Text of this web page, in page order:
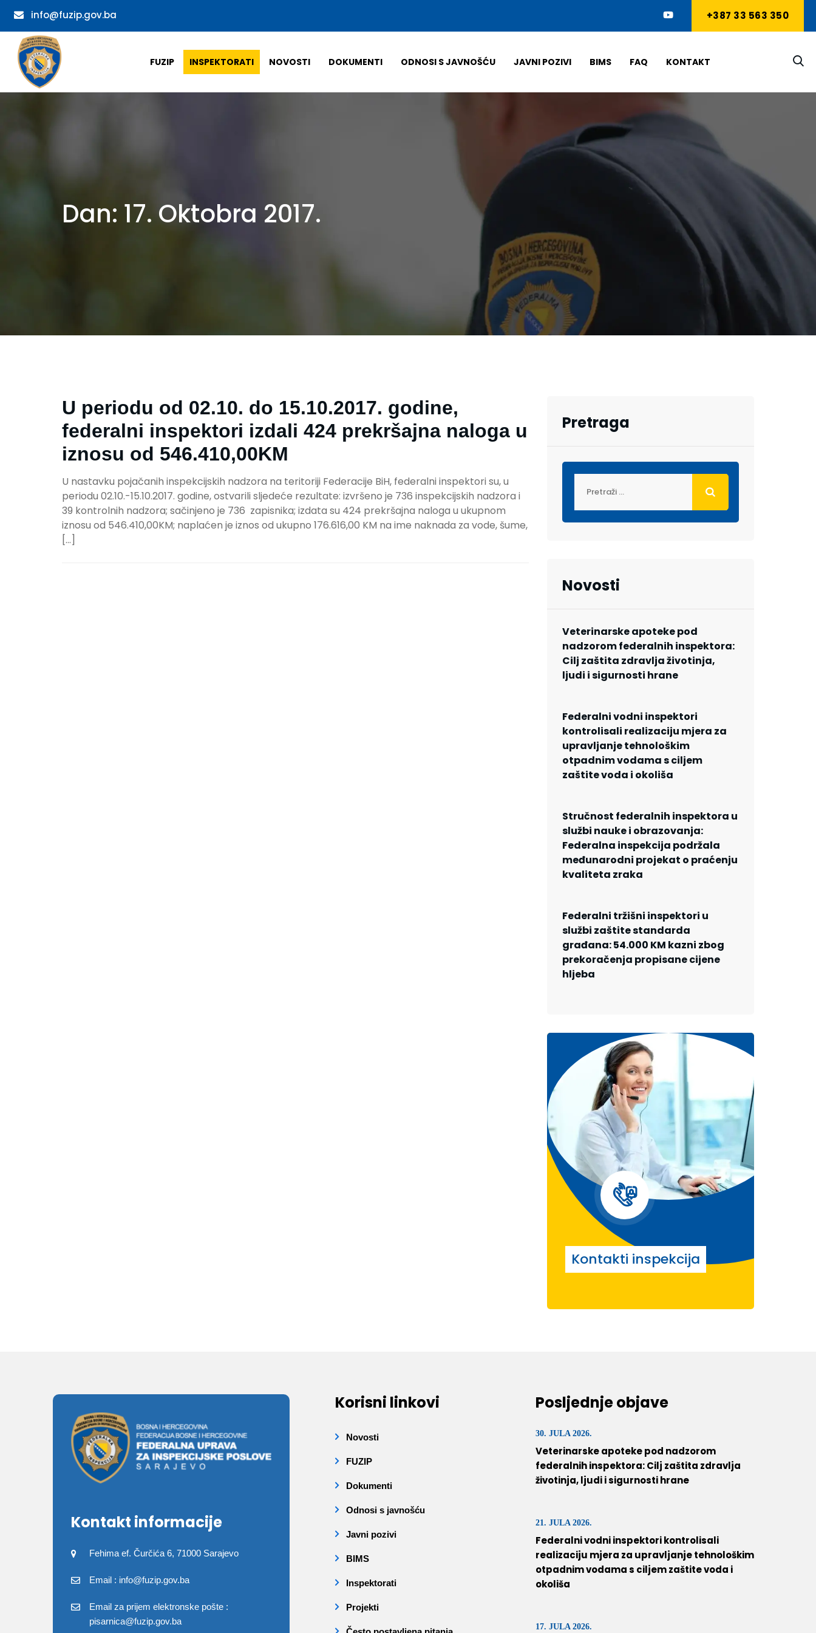
info@fuzip.gov.ba +387 33 563 350
FUZIP INSPEKTORATI NOVOSTI DOKUMENTI ODNOSI S JAVNOŠĆU JAVNI POZIVI BIMS FAQ KONTAKT
Dan: 17. Oktobra 2017.
U periodu od 02.10. do 15.10.2017. godine,
federalni inspektori izdali 424 prekršajna naloga u
iznosu od 546.410,00KM
U nastavku pojačanih inspekcijskih nadzora na teritoriji Federacije BiH, federalni inspektori su, u
periodu 02.10.-15.10.2017. godine, ostvarili sljedeće rezultate: izvršeno je 736 inspekcijskih nadzora i
39 kontrolnih nadzora; sačinjeno je 736 zapisnika; izdata su 424 prekršajna naloga u ukupnom
iznosu od 546.410,00KM; naplaćen je iznos od ukupno 176.616,00 KM na ime naknada za vode, šume,
[…]
Pretraga
Novosti
Veterinarske apoteke pod
nadzorom federalnih inspektora:
Cilj zaštita zdravlja životinja,
ljudi i sigurnosti hrane
Federalni vodni inspektori
kontrolisali realizaciju mjera za
upravljanje tehnološkim
otpadnim vodama s ciljem
zaštite voda i okoliša
Stručnost federalnih inspektora u
službi nauke i obrazovanja:
Federalna inspekcija podržala
međunarodni projekat o praćenju
kvaliteta zraka
Federalni tržišni inspektori u
službi zaštite standarda
građana: 54.000 KM kazni zbog
prekoračenja propisane cijene
hljeba
Kontakti inspekcija
Kontakt informacije
Fehima ef. Čurčića 6, 71000 Sarajevo
Email : info@fuzip.gov.ba
Email za prijem elektronske pošte :
pisarnica@fuzip.gov.ba
Korisni linkovi
Novosti
FUZIP
Dokumenti
Odnosi s javnošću
Javni pozivi
BIMS
Inspektorati
Projekti
Posljednje objave
30. JULA 2026.
Veterinarske apoteke pod nadzorom
federalnih inspektora: Cilj zaštita zdravlja
životinja, ljudi i sigurnosti hrane
21. JULA 2026.
Federalni vodni inspektori kontrolisali
realizaciju mjera za upravljanje tehnološkim
otpadnim vodama s ciljem zaštite voda i
okoliša
17. JULA 2026.